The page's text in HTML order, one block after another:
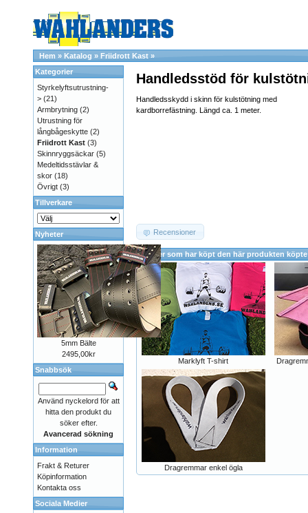
Hem »Katalog »Friidrott Kast »
Handledsstöd för
Handledsskydd i skinn för kulstötning med
kardborrefästning. Längd ca. 1 meter.
Recensioner
Kunder som har köpt den här produkten
Marklyft T-shirt
Dragremmar enkel ögla
Kategorier
Styrkelyftsutrustning-
> (21)
Armbrytning (2)
Utrustning för
långbågeskytte (2)
Friidrott Kast (3)
Skinnryggsäckar (5)
Medeltidsstävlar &
skor (18)
Övrigt (3)
Tillverkare
Nyheter
5mm Bälte
2495,00kr
Snabbsök
Använd nyckelord för att
hitta den produkt du
söker efter.
Avancerad sökning
Information
Frakt & Returer
Köpinformation
Kontakta oss
Sociala Medier